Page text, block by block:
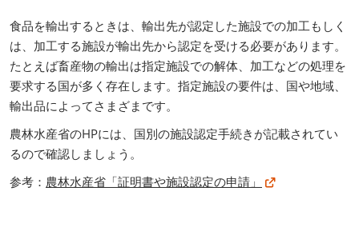
食品を輸出するときは、輸出先が認定した施設での加工もしく
は、加工する施設が輸出先から認定を受ける必要があります。
たとえば畜産物の輸出は指定施設での解体、加工などの処理を
要求する国が多く存在します。指定施設の要件は、国や地域、
輸出品によってさまざまです。
農林水産省のHPには、国別の施設認定手続きが記載されてい
るので確認しましょう。
参考： 農林水産省「証明書や施設認定の申請」